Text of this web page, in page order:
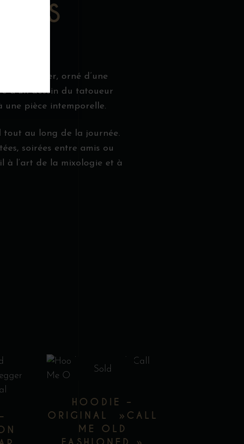
Bootlegger, orné d’une
d’un dessin du tatoueur
une pièce intemporelle.
tout au long de la journée.
soirées entre amis ou
à l’art de la mixologie et à
Ce
plusieurs
Sold
plusieurs
HOODIE –
ORIGINAL »CALL
ME OLD